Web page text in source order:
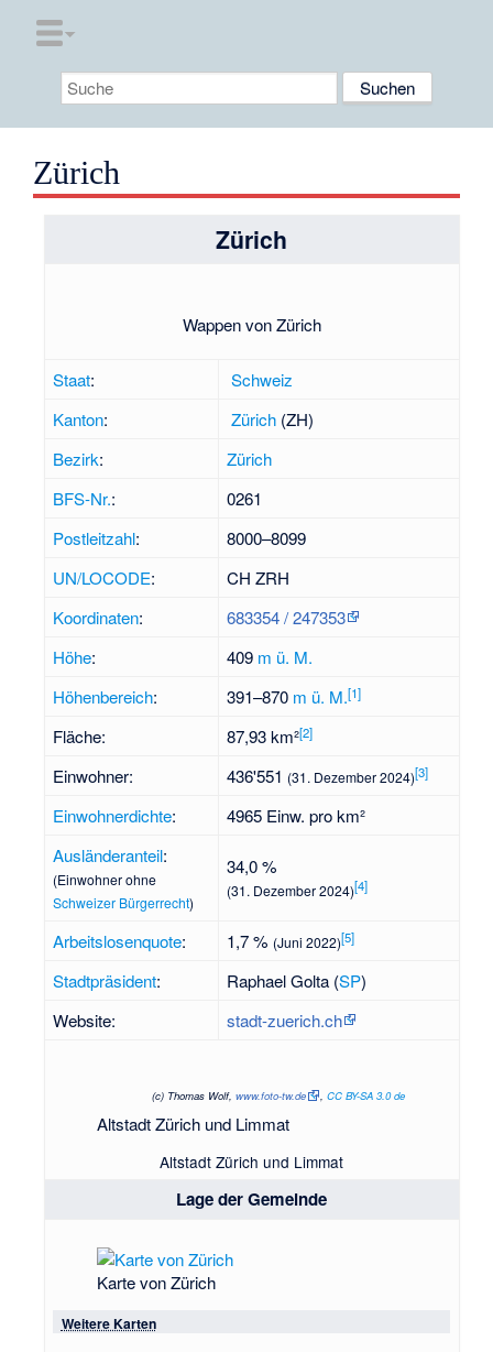
Zürich
Zürich
Wappen von Zürich
Staat:
Schweiz
Kanton: Zürich (ZH)
Bezirk:
Zürich
BFS-Nr.:
0261
Postleitzahl:
8000–8099
UN/LOCODE:
CH ZRH
Koordinaten: 683354/247353
Höhe: 409 m ü. M.
Höhenbereich: 391–870 m ü. M.[1]
Fläche: 87,93 km²[2]
Einwohner: 436'551 (31. Dezember 2024)[3]
Einwohnerdichte:
4965 Einw. pro km²
Ausländeranteil:
(Einwohner ohne
Schweizer Bürgerrecht)
34,0 %
(31. Dezember 2024)[4]
Arbeitslosenquote: 1,7 % (Juni 2022)[5]
Stadtpräsident: Raphael Golta (SP)
Website:
stadt-zuerich.ch
(c) Thomas Wolf,www.foto-tw.de ,CC BY-SA 3.0 de
Altstadt Zürich und Limmat
Altstadt Zürich und Limmat
Lage der Gemeinde
Karte von Zürich
Weitere Karten